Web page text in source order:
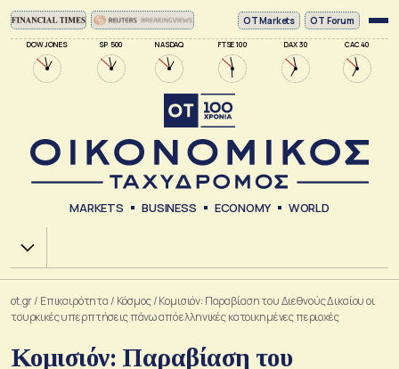
DOW JONES SP 500 NASDAQ FTSE 100 DAX 30 CAC 40
ΟΤ Markets OT Forum
MARKETS BUSINESS ECONOMY WORLD
Χ.Α.
ot.gr/ Επικαιρότητα / Κόσμος/Κομισιόν: Παραβίαση του Διεθνούς Δικαίου οι
τουρκικές υπερπτήσεις πάνω από ελληνικές κατοικημένες περιοχές
Κομισιόν: Παραβίαση του